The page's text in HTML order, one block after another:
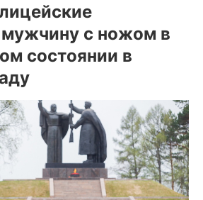
с ножом в
состоянии в